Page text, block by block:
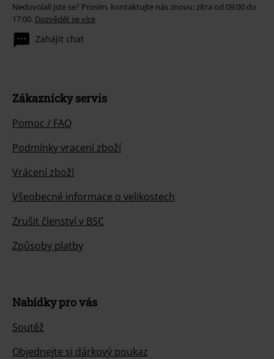
Nedovolali jste se? Prosím, kontaktujte nás znovu: zítra od 09:00 do
17:00. Dozvědět se více
Zahájit chat
Zákaznícky servis
Pomoc / FAQ
Podmínky vracení zboží
Vrácení zboží
Všeobecné informace o velikostech
Zrušit členství v BSC
Způsoby platby
Nabídky pro vás
Soutěž
Objednejte si dárkový poukaz